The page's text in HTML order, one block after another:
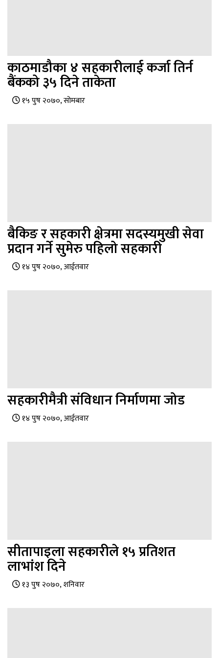
काठमाडौका ४ सहकारीलाई कर्जा तिर्न
बैंकको ३५ दिने ताकेता
१५ पुष २०७०, सोमबार
बैकिङ र सहकारी क्षेत्रमा सदस्यमुखी सेवा
प्रदान गर्ने सुमेरु पहिलो सहकारी
१४ पुष २०७०, आईतवार
सहकारीमैत्री संविधान निर्माणमा जोड
१४ पुष २०७०, आईतवार
सीतापाइला सहकारीले १५ प्रतिशत
लाभांश दिने
१३ पुष २०७०, शनिवार